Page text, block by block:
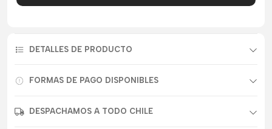
DETALLES DE PRODUCTO
FORMAS DE PAGO DISPONIBLES
DESPACHAMOS A TODO CHILE